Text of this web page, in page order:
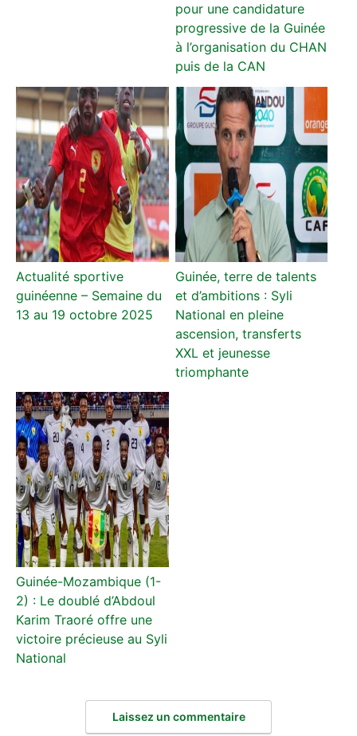
pour une candidature
progressive de la Guinée
à l’organisation du CHAN
puis de la CAN
Actualité sportive
guinéenne – Semaine du
13 au 19 octobre 2025
Guinée, terre de talents
et d’ambitions : Syli
National en pleine
ascension, transferts
XXL et jeunesse
triomphante
Guinée-Mozambique (1-
2) : Le doublé d’Abdoul
Karim Traoré offre une
victoire précieuse au Syli
National
Laissez un commentaire